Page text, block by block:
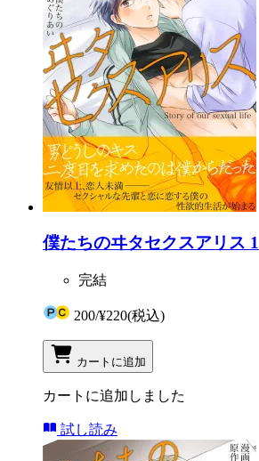
僕たちのヰタセクスアリス 1
完結
200/¥220(税込)
カートに追加
カートに追加しました
試し読み